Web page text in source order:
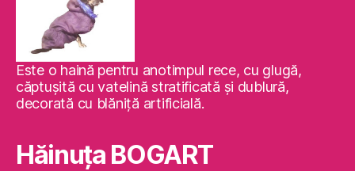
Este o haină pentru anotimpul rece, cu glugă,
căptuşită cu vatelină stratificată şi dublură,
decorată cu blăniţă artificială.
Hăinuţa BOGART